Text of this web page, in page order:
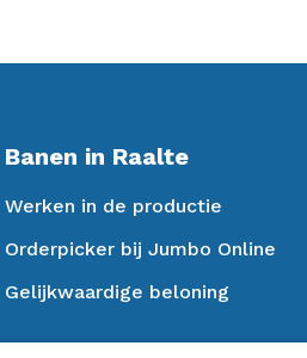
Banen in Raalte
Werken in de productie
Orderpicker bij Jumbo Online
Gelijkwaardige beloning